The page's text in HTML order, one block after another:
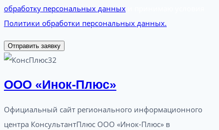
обработку персональных данных
Политики обработки персональных данных.
Отправить заявку
ООО «Инок-Плюс»
Официальный сайт регионального информационного
центра КонсультантПлюс ООО «Инок-Плюс» в